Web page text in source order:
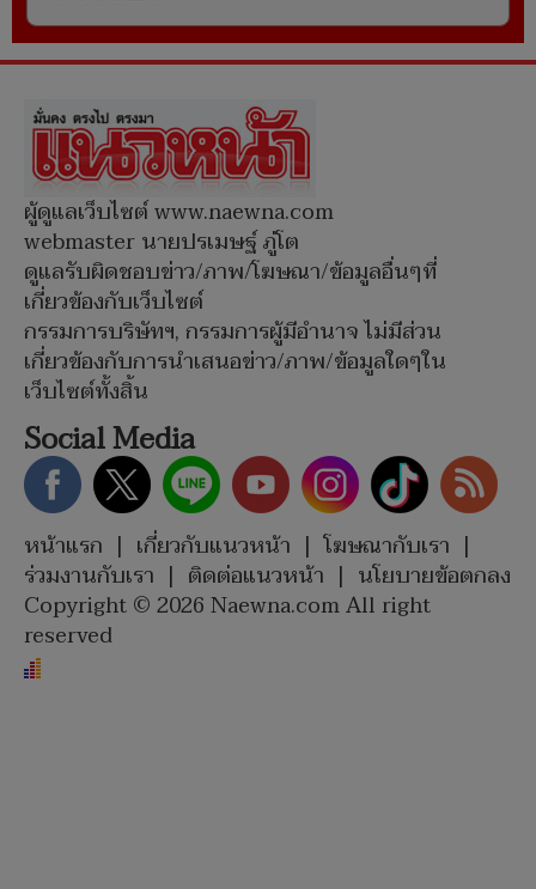
ผู้ดูแลเว็บไซต์ www.naewna.com
webmaster นายปรเมษฐ์ ภู่โต
ดูแลรับผิดชอบข่าว/ภาพ/โฆษณา/ข้อมูลอื่นๆที่
เกี่ยวข้องกับเว็บไซต์
กรรมการบริษัทฯ, กรรมการผู้มีอำนาจ ไม่มีส่วน
เกี่ยวข้องกับการนำเสนอข่าว/ภาพ/ข้อมูลใดๆใน
เว็บไซต์ทั้งสิ้น
Social Media
หน้าแรก | เกี่ยวกับแนวหน้า | โฆษณากับเรา |
ร่วมงานกับเรา | ติดต่อแนวหน้า | นโยบายข้อตกลง
Copyright © 2026 Naewna.com All right
reserved